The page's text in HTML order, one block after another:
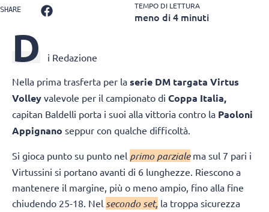
SHARE TEMPO DI LETTURA
meno di 4 minuti
D i Redazione
Nella prima trasferta per la serie DM targata Virtus
Volley valevole per il campionato di Coppa Italia,
capitan Baldelli porta i suoi alla vittoria contro la Paoloni
Appignano seppur con qualche difficoltà.
Si gioca punto su punto nel primo parzialema sul 7 pari i
Virtussini si portano avanti di 6 lunghezze. Riescono a
mantenere il margine, più o meno ampio, fino alla fine
chiudendo 25-18. Nel secondo set, la troppa sicurezza